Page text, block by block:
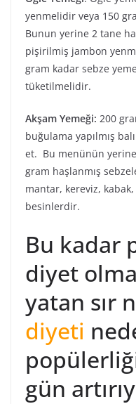
yenmelidir veya 150
Bunun yerine 2 tane
pişirilmiş jambon
gram kadar sebze
tüketilmelidir.
Akşam Yemeği: 200
buğulama yapılmış
et. Bu menünün
gram haşlanmış
mantar, kereviz,
besinlerdir.
Bu kadar
diyet
yatan sır
diyeti
gün